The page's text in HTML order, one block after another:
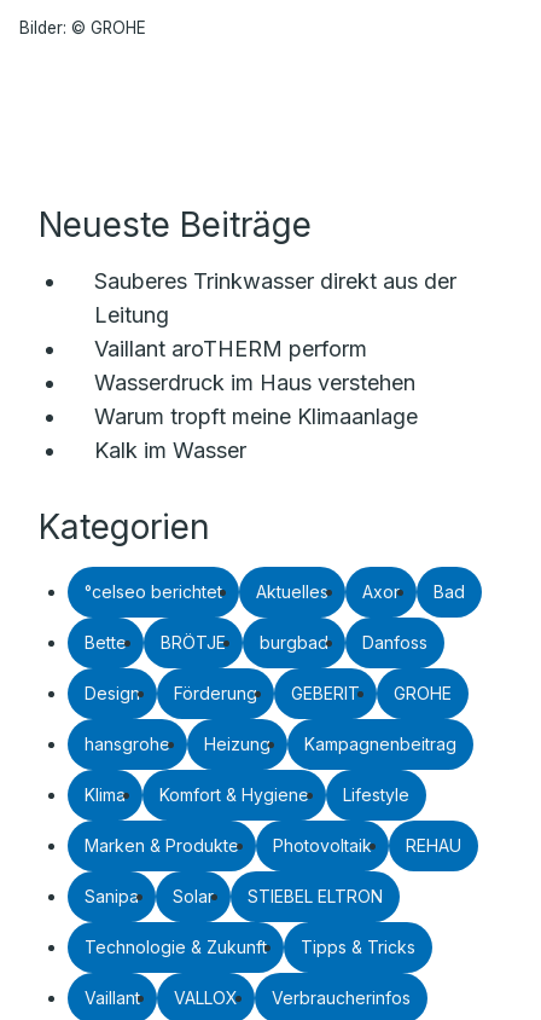
Bilder: © GROHE
Neueste Beiträge
Sauberes Trinkwasser direkt aus der
Leitung
Vaillant aroTHERM perform
Wasserdruck im Haus verstehen
Warum tropft meine Klimaanlage
Kalk im Wasser
Kategorien
°celseo berichtet Aktuelles Axor Bad
Bette BRÖTJE burgbad Danfoss
Design Förderung GEBERIT GROHE
hansgrohe Heizung Kampagnenbeitrag
Klima Komfort & Hygiene Lifestyle
Marken & Produkte Photovoltaik REHAU
Sanipa Solar STIEBEL ELTRON
Technologie & Zukunft Tipps & Tricks
Vaillant VALLOX Verbraucherinfos